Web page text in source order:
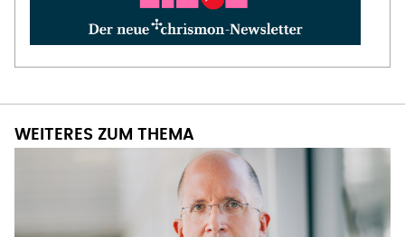
WEITERES ZUM THEMA